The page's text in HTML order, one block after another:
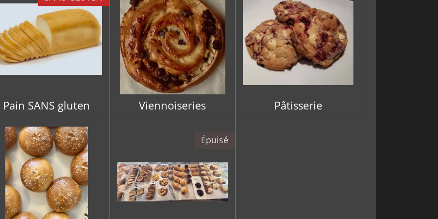
Pain SANS gluten Viennoiseries Pâtisserie
Épuisé